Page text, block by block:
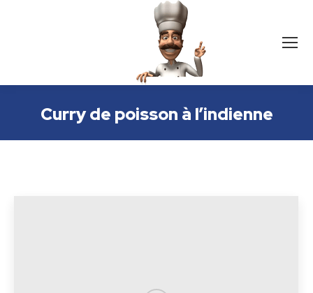
Curry de poisson à l’indienne